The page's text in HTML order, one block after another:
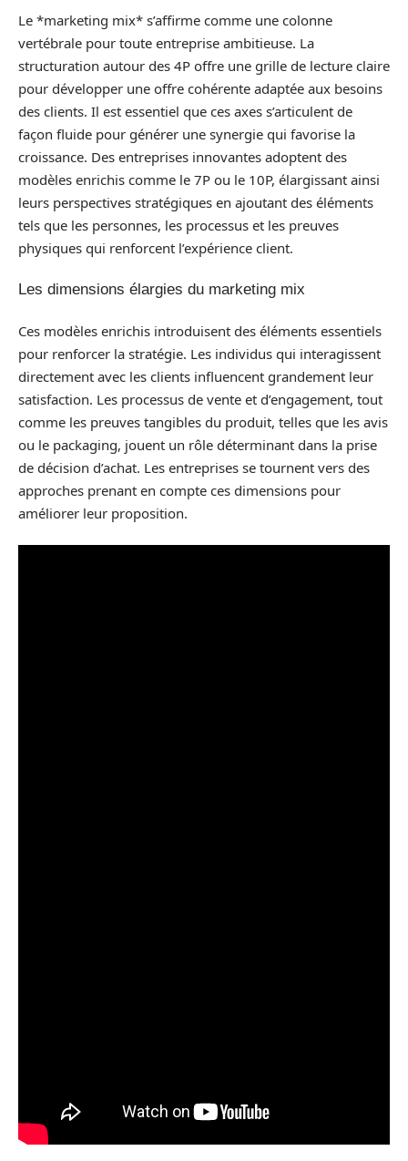
Le *marketing mix* s’affirme comme une colonne
vertébrale pour toute entreprise ambitieuse. La
structuration autour des 4P offre une grille de lecture claire
pour développer une offre cohérente adaptée aux besoins
des clients. Il est essentiel que ces axes s’articulent de
façon fluide pour générer une synergie qui favorise la
croissance. Des entreprises innovantes adoptent des
modèles enrichis comme le 7P ou le 10P, élargissant ainsi
leurs perspectives stratégiques en ajoutant des éléments
tels que les personnes, les processus et les preuves
physiques qui renforcent l’expérience client.
Les dimensions élargies du marketing mix
Ces modèles enrichis introduisent des éléments essentiels
pour renforcer la stratégie. Les individus qui interagissent
directement avec les clients influencent grandement leur
satisfaction. Les processus de vente et d’engagement, tout
comme les preuves tangibles du produit, telles que les avis
ou le packaging, jouent un rôle déterminant dans la prise
de décision d’achat. Les entreprises se tournent vers des
approches prenant en compte ces dimensions pour
améliorer leur proposition.